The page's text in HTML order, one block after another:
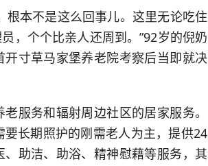
根本不是这么回事儿。这里无论吃住
，个个比亲人还周到。”92岁的倪奶
寸草马家堡养老院考察后当即就决
服务和辐射周边社区的居家服务。
长期照护的刚需老人为主，提供24
助洁、助浴、精神慰藉等服务，其